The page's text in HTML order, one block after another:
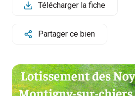
pro
vente
immo.
neuf
pro
ESTIMATION
ALERTE
NOUS
CONTACTER
Télécharger la fiche
Partager ce bien